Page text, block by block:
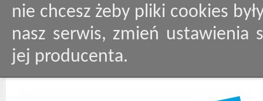
nie chcesz żeby pliki cookies
nasz serwis, zmień ustawienia
jej producenta.